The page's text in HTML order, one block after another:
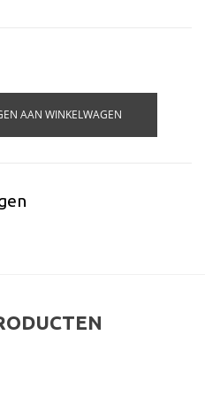
AAN WINKELWAGEN